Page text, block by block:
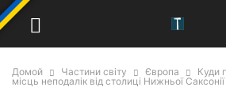
Домой Частини світу Європа
Куди
місць неподалік від столиці Нижньої Саксонії